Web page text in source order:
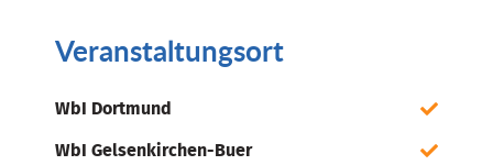
Veranstaltungsort
WbI Dortmund
WbI Gelsenkirchen-Buer